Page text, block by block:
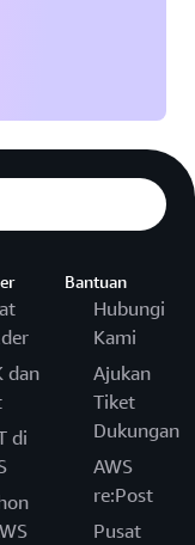
dan
di
Bantuan
Hubungi
Kami
Ajukan
Tiket
Dukungan
AWS
re:Post
Pusat